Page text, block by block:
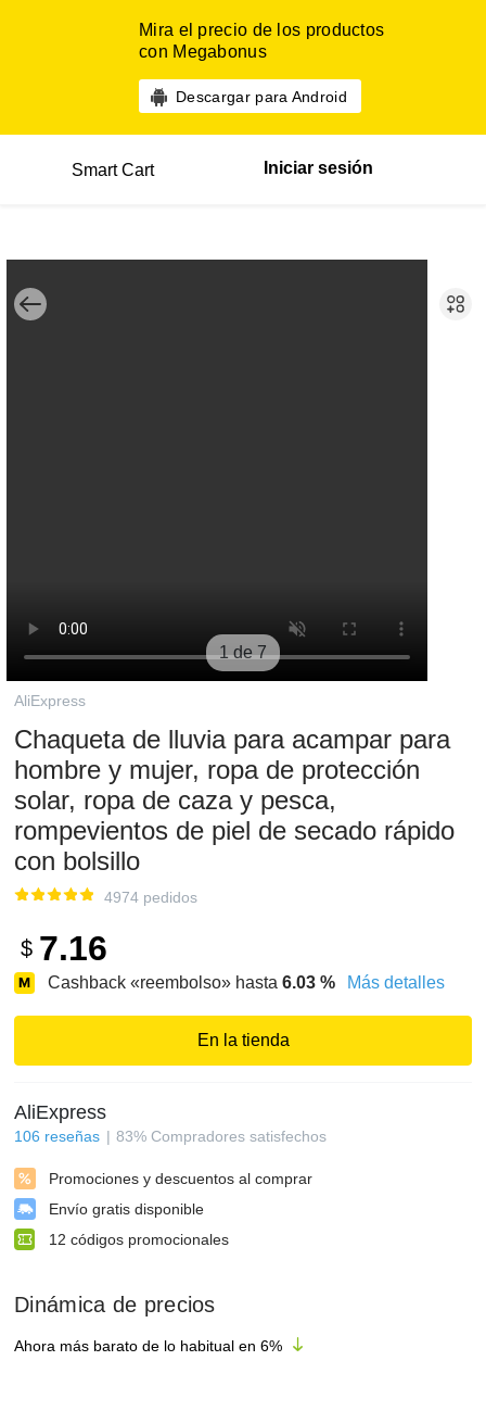
Mira el precio de los productos
con Megabonus
Descargar para Android
Smart Cart Iniciar sesión
1 de 7
AliExpress
Chaqueta de lluvia para acampar para
hombre y mujer, ropa de protección
solar, ropa de caza y pesca,
rompevientos de piel de secado rápido
con bolsillo
4974 pedidos
$ 7.16
Cashback «reembolso» hasta 6.03 % Más detalles
En la tienda
AliExpress
106 reseñas 83% Compradores satisfechos
Promociones y descuentos al comprar
Envío gratis disponible
12 códigos promocionales
Dinámica de precios
Ahora más barato de lo habitual en 6%